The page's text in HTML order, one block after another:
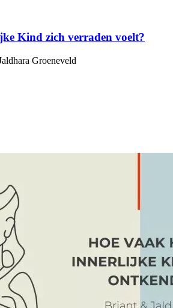
Kind zich verraden voelt?
Groeneveld